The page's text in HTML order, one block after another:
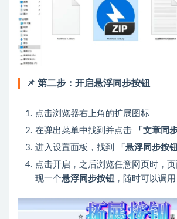
📌 第二步：开启悬浮同步按钮
点击浏览器右上角的扩展图标
在弹出菜单中找到并点击
「文章同
进入设置面板，找到
「悬浮同步按钮
点击开启，之后浏览任意网页时，
现一个悬浮同步按钮 ，随时可以调用